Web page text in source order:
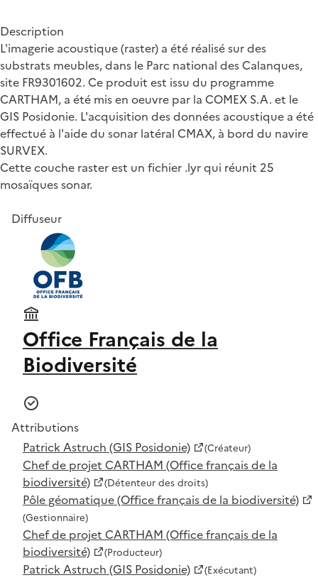
Description
L'imagerie acoustique (raster) a été réalisé sur des
substrats meubles, dans le Parc national des Calanques,
site FR9301602. Ce produit est issu du programme
CARTHAM, a été mis en oeuvre par la COMEX S.A. et le
GIS Posidonie. L'acquisition des données acoustique a été
effectué à l'aide du sonar latéral CMAX, à bord du navire
SURVEX.
Cette couche raster est un fichier .lyr qui réunit 25
mosaïques sonar.
Diffuseur
Office Français de la
Biodiversité
Attributions
Patrick Astruch (GIS Posidonie)
(Créateur)
Chef de projet CARTHAM (Office français de la
biodiversité)
(Détenteur des droits)
Pôle géomatique (Office français de la biodiversité)
(Gestionnaire)
Chef de projet CARTHAM (Office français de la
biodiversité)
(Producteur)
Patrick Astruch (GIS Posidonie) (Exécutant)